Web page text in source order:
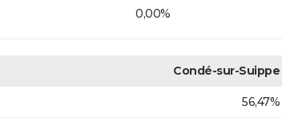
0,00%
Condé-sur-Suippe
56,47%